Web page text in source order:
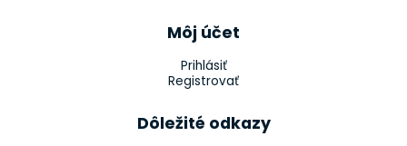
Môj účet
Prihlásiť
Registrovať
Dôležité odkazy